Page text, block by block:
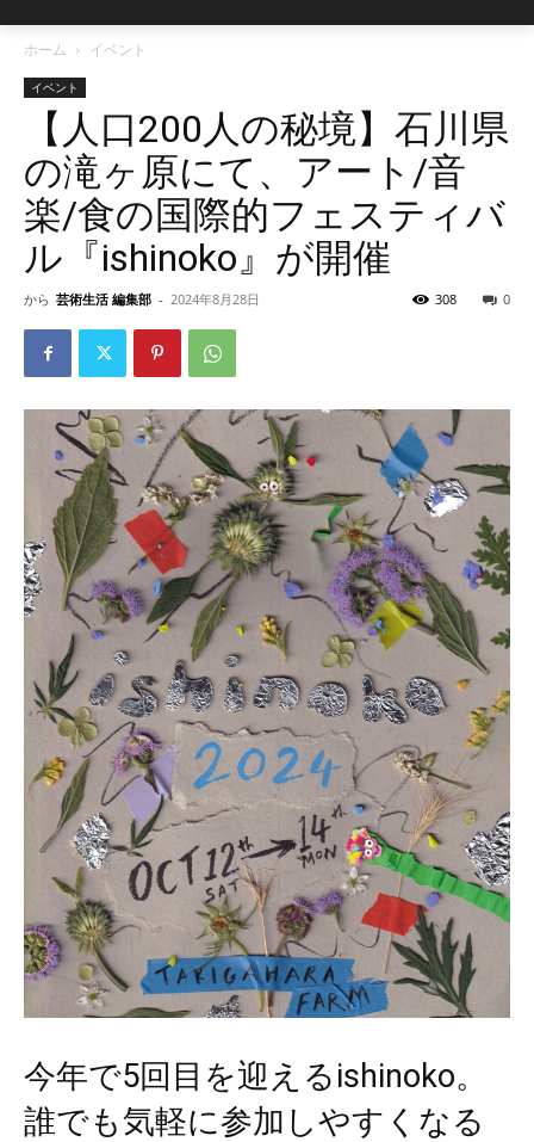
ホーム イベント
イベント
【人口200人の秘境】石川県
の滝ヶ原にて、アート/音
楽/食の国際的フェスティバ
ル『ishinoko』が開催
から 芸術生活 編集部 - 2024年8月28日 0
308
今年で5回目を迎えるishinoko。
誰でも気軽に参加しやすくなる